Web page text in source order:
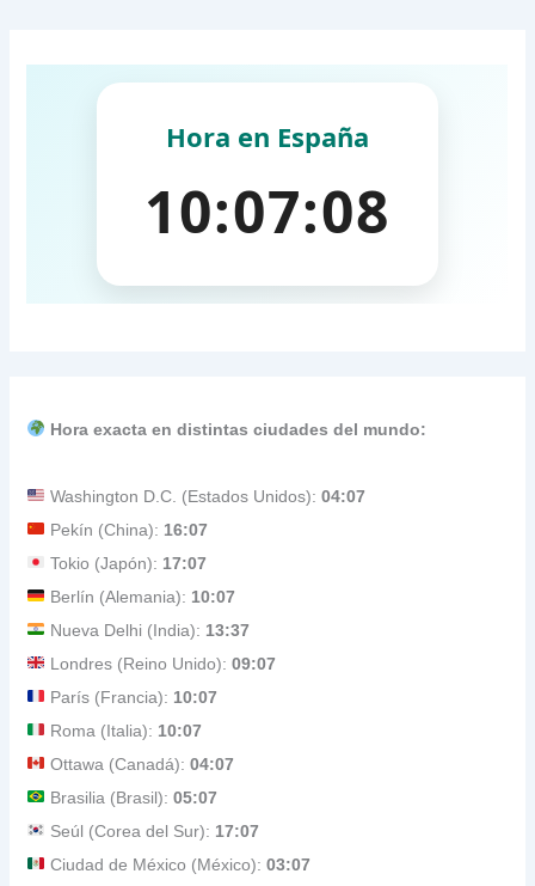
Hora exacta en distintas ciudades del mundo:
Washington D.C. (Estados Unidos):04:07
Pekín (China): 16:07
Tokio (Japón): 17:07
Berlín (Alemania): 10:07
Nueva Delhi (India): 13:37
Londres (Reino Unido):09:07
París (Francia): 10:07
Roma (Italia): 10:07
Ottawa (Canadá):04:07
Brasilia (Brasil):05:07
Seúl (Corea del Sur): 17:07
Ciudad de México (México):03:07